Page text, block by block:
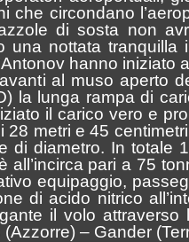
che circondano
di sosta non
una nottata tranquilla
hanno
al muso aperto
la lunga rampa di
il carico vero e
metri e 45
di diametro. In totale
pari a 75
equipaggio,
di acido nitrico
il volo
– Gander